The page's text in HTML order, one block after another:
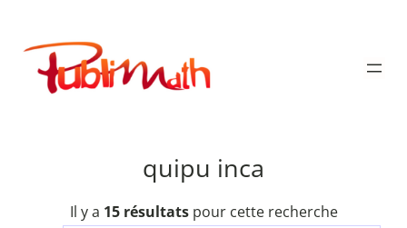
contenu
Publimath
quipu inca
Il y a 15 résultatspour cette recherche